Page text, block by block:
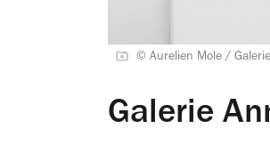
© Aurelien Mole /
Galerie